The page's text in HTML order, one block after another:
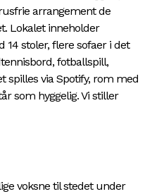
arrangement de
Lokalet inneholder
stoler, flere sofaer i det
fotballspill,
spilles via Spotify, rom med
som hyggelig. Vi stiller
voksne til stedet under